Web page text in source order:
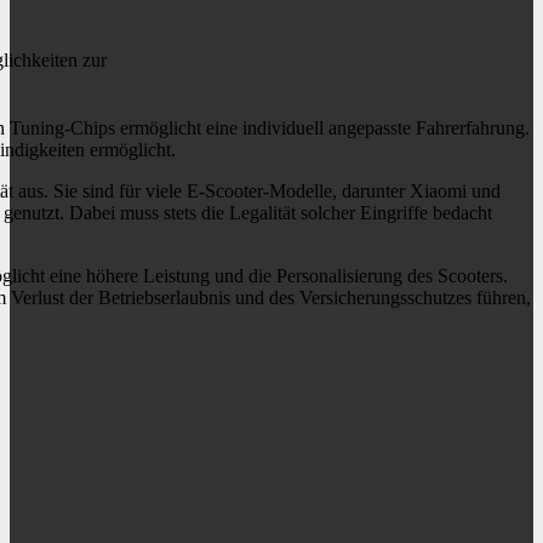
zur
Chips ermöglicht eine individuell angepasste Fahrerfahrung.
ermöglicht.
aus. Sie sind für viele E-Scooter-Modelle, darunter Xiaomi und
Dabei muss stets die Legalität solcher Eingriffe bedacht
eine höhere Leistung und die Personalisierung des Scooters.
der Betriebserlaubnis und des Versicherungsschutzes führen,